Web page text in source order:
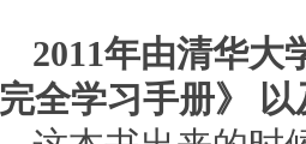
2011年由清华大
完全学习手册》
以